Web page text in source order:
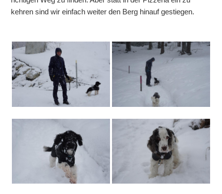
kehren sind wir einfach weiter den Berg hinauf gestiegen.